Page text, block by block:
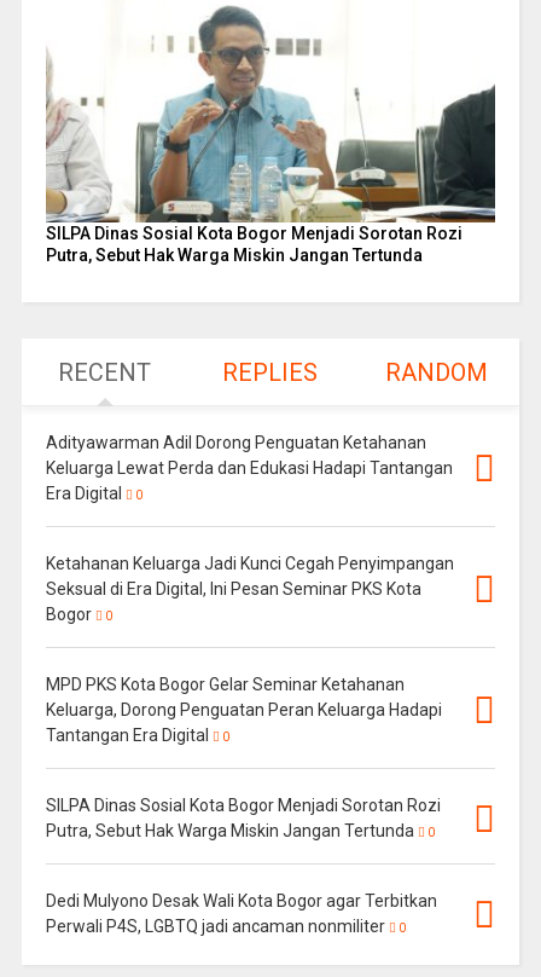
SILPA Dinas Sosial Kota Bogor Menjadi Sorotan Rozi
Putra, Sebut Hak Warga Miskin Jangan Tertunda
RECENT REPLIES RANDOM
Adityawarman Adil Dorong Penguatan Ketahanan
Keluarga Lewat Perda dan Edukasi Hadapi Tantangan
Era Digital
0
Ketahanan Keluarga Jadi Kunci Cegah Penyimpangan
Seksual di Era Digital, Ini Pesan Seminar PKS Kota
Bogor
0
MPD PKS Kota Bogor Gelar Seminar Ketahanan
Keluarga, Dorong Penguatan Peran Keluarga Hadapi
Tantangan Era Digital
0
SILPA Dinas Sosial Kota Bogor Menjadi Sorotan Rozi
Putra, Sebut Hak Warga Miskin Jangan Tertunda
0
Dedi Mulyono Desak Wali Kota Bogor agar Terbitkan
Perwali P4S, LGBTQ jadi ancaman nonmiliter
0